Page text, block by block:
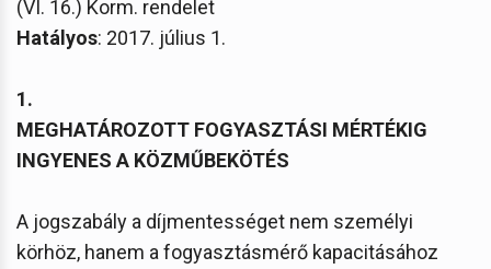
(VI. 16.) Korm. rendelet
Hatályos: 2017. július 1.
1.
MEGHATÁROZOTT FOGYASZTÁSI MÉRTÉKIG
INGYENES A KÖZMŰBEKÖTÉS
A jogszabály a díjmentességet nem személyi
körhöz, hanem a fogyasztásmérő kapacitásához